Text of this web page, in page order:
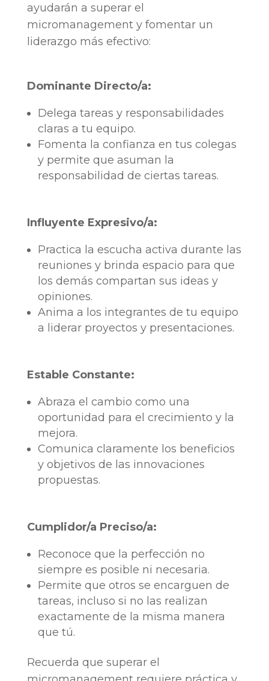
ayudarán a superar el
micromanagement y fomentar un
liderazgo más efectivo:
Dominante Directo/a:
Delega tareas y responsabilidades
claras a tu equipo.
Fomenta la confianza en tus colegas
y permite que asuman la
responsabilidad de ciertas tareas.
Influyente Expresivo/a:
Practica la escucha activa durante las
reuniones y brinda espacio para que
los demás compartan sus ideas y
opiniones.
Anima a los integrantes de tu equipo
a liderar proyectos y presentaciones.
Estable Constante:
Abraza el cambio como una
oportunidad para el crecimiento y la
mejora.
Comunica claramente los beneficios
y objetivos de las innovaciones
propuestas.
Cumplidor/a Preciso/a:
Reconoce que la perfección no
siempre es posible ni necesaria.
Permite que otros se encarguen de
tareas, incluso si no las realizan
exactamente de la misma manera
que tú.
Recuerda que superar el